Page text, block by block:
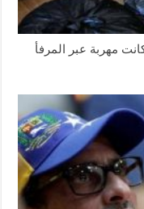
كانت مهربة عبر المرفأ